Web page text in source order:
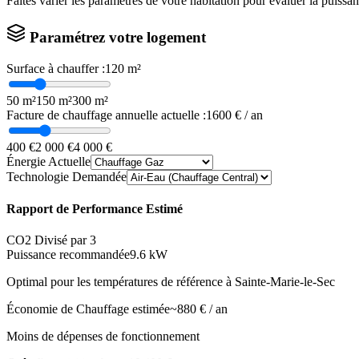
Paramétrez votre logement
Surface à chauffer :120 m²
50 m²150 m²300 m²
Facture de chauffage annuelle actuelle :1600 € / an
400 €2 000 €4 000 €
Énergie Actuelle
Technologie Demandée
Rapport de Performance Estimé
CO2 Divisé par 3
Puissance recommandée9.6 kW
Optimal pour les températures de référence à Sainte-Marie-le-Sec
Économie de Chauffage estimée~880 € / an
Moins de dépenses de fonctionnement